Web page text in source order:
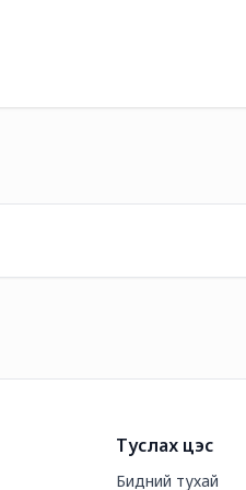
Туслах цэс
Бидний тухай